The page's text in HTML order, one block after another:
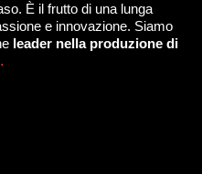
È il frutto di una lunga
e innovazione. Siamo
leader nella produzione di